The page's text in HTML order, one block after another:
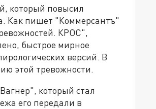
который повысил
Как пишет "Коммерсантъ"
КРОС",
быстрое мирное
версий. В
этой тревожности.
который стал
его передали в